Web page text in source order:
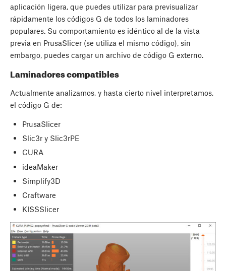
aplicación ligera, que puedes utilizar para previsualizar
rápidamente los códigos G de todos los laminadores
populares. Su comportamiento es idéntico al de la vista
previa en PrusaSlicer (se utiliza el mismo código), sin
embargo, puedes cargar un archivo de código G externo.
Laminadores compatibles
Actualmente analizamos, y hasta cierto nivel interpretamos,
el código G de:
PrusaSlicer
Slic3r y Slic3rPE
CURA
ideaMaker
Simplify3D
Craftware
KISSSlicer